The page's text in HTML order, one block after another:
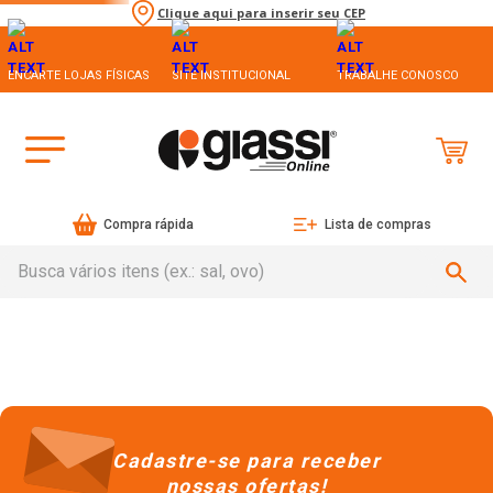
Clique aqui para inserir seu CEP
ENCARTE LOJAS FÍSICAS SITE INSTITUCIONAL TRABALHE CONOSCO
Compra rápida Lista de compras
Cadastre-se para receber
nossas ofertas!